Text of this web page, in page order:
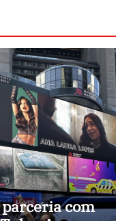
com